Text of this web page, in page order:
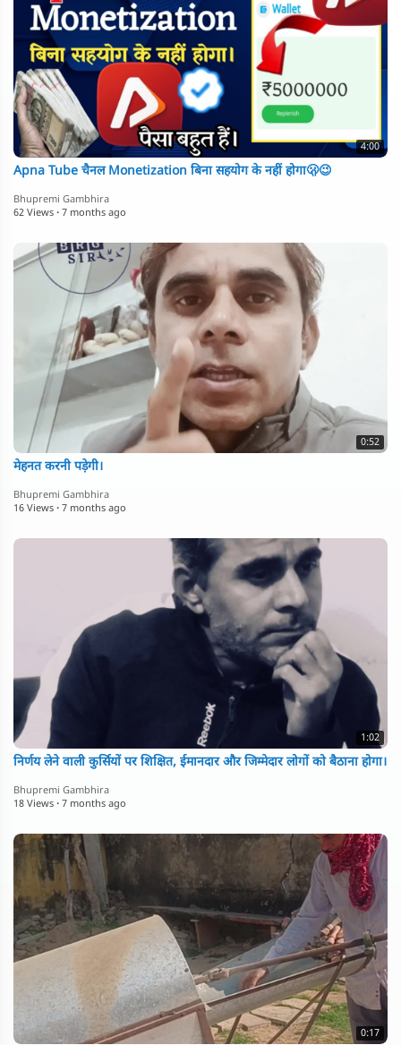
4:00
Apna Tube चैनल Monetization बिना सहयोग के नहीं होगा🫢😉
Bhupremi Gambhira
62 Views · 7 months ago
0:52
मेहनत करनी पड़ेगी।
Bhupremi Gambhira
16 Views · 7 months ago
1:02
निर्णय लेने वाली कुर्सियों पर शिक्षित, ईमानदार और जिम्मेदार लोगों को बैठाना होगा।
Bhupremi Gambhira
18 Views · 7 months ago
0:17